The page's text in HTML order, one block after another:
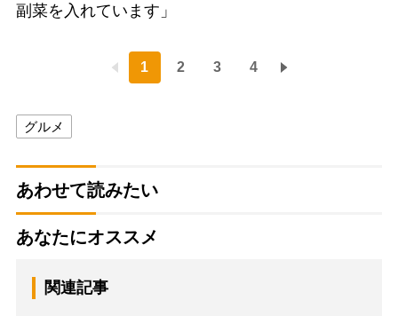
副菜を入れています」
1 2 3 4
グルメ
あわせて読みたい
あなたにオススメ
関連記事